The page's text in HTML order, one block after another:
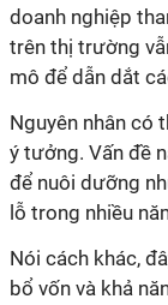
doanh nghiệp
trên thị trường
mô để dẫn dắt
Nguyên nhân có
ý tưởng. Vấn đề
để nuôi dưỡng
lỗ trong nhiều
Nói cách khác,
bổ vốn và khả